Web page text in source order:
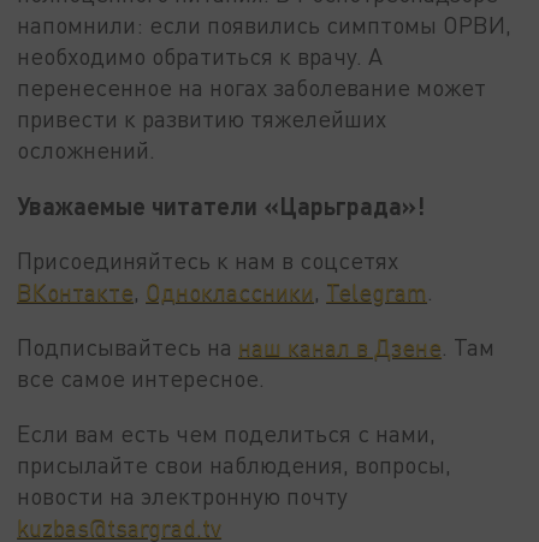
напомнили: если появились симптомы ОРВИ,
необходимо обратиться к врачу. А
перенесенное на ногах заболевание может
привести к развитию тяжелейших
осложнений.
Уважаемые читатели «Царьграда»!
Присоединяйтесь к нам в соцсетях
ВКонтакте, Одноклассники, Telegram
Подписывайтесь на наш канал в Дзене . Там
все самое интересное.
Если вам есть чем поделиться с нами,
присылайте свои наблюдения, вопросы,
новости на электронную почту
kuzbas@tsargrad.tv